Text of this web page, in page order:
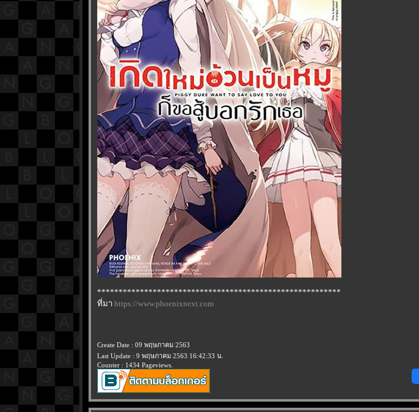
*********************************************************
ที่มา https://www.phoenixnext.com
Create Date : 09 พฤษภาคม 2563
Last Update : 9 พฤษภาคม 2563 16:42:33 น.
Counter : 1434 Pageviews.